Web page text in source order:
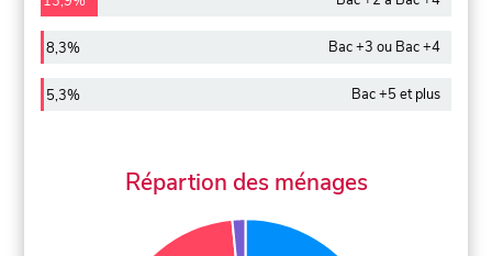
8,3% Bac +3 ou Bac +4
5,3% Bac +5 et plus
Répartion des ménages